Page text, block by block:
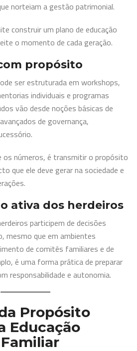
norteiam a gestão patrimonial.
construir um plano de educação
o momento de cada geração.
propósito
ser estruturada em workshops,
individuais e programas
vão desde noções básicas de
de governança,
os números, é transmitir o propósito
que ele deve gerar na sociedade e
ativa dos herdeiros
participem de decisões
mesmo que em ambientes
de comitês familiares e de
é uma forma prática de preparar
responsabilidade e autonomia.
Propósito
Educação